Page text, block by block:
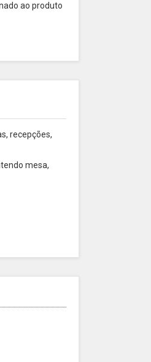
ao produto
recepções,
mesa,